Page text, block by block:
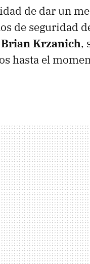
de dar un
de seguridad
Brian Krzanich,
hasta el